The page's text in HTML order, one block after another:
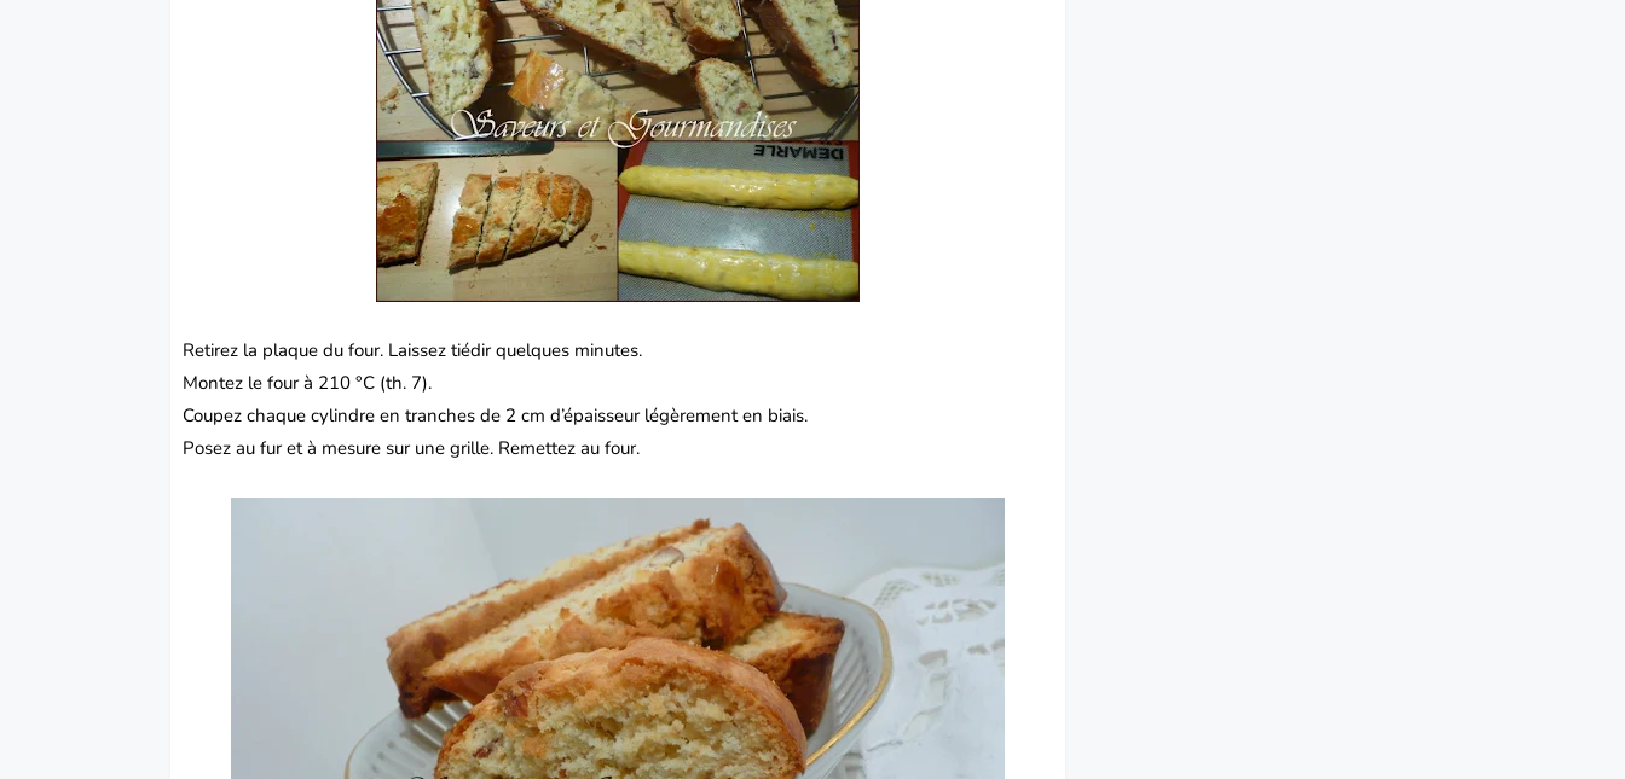
Retirez la plaque du four. Laissez tiédir quelques minutes.
Montez le four à 210 °C (th. 7).
Coupez chaque cylindre en tranches de 2 cm d’épaisseur légèrement en biais.
Posez au fur et à mesure sur une grille. Remettez au four.